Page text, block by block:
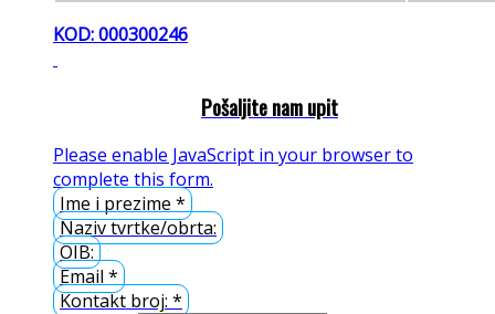
KOD: 000300246
Pošaljite nam upit
Please enable JavaScript in your browser to
complete this form.
Ime i prezime *
Naziv tvrtke/obrta:
OIB:
Email *
Kontakt broj: *